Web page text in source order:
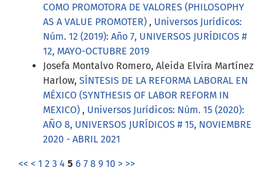
COMO PROMOTORA DE VALORES (PHILOSOPHY
AS A VALUE PROMOTER) , Universos Jurídicos:
Núm. 12 (2019): Año 7, UNIVERSOS JURÍDICOS #
12, MAYO-OCTUBRE 2019
Josefa Montalvo Romero, Aleida Elvira Martínez
Harlow, SÍNTESIS DE LA REFORMA LABORAL EN
MÉXICO (SYNTHESIS OF LABOR REFORM IN
MEXICO) , Universos Jurídicos: Núm. 15 (2020):
AÑO 8, UNIVERSOS JURÍDICOS # 15, NOVIEMBRE
2020 - ABRIL 2021
<< < 1 2 3 4 5 6 7 8 9 10 > >>